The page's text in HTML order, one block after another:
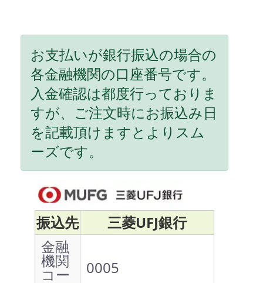
お支払いが銀行振込の場合の
各金融機関の口座番号です。
入金確認は都度行っておりま
すが、ご注文時にお振込み日
を記載頂けますとよりスム
ーズです。
振込先
三菱UFJ銀行
金融
機関
コー 0005